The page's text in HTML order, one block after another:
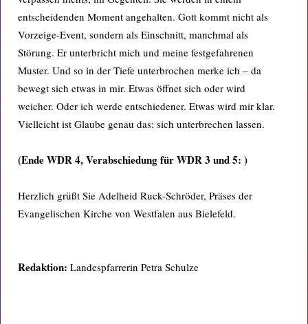
entscheidenden Moment angehalten. Gott kommt nicht als
Vorzeige-Event, sondern als Einschnitt, manchmal als
Störung. Er unterbricht mich und meine festgefahrenen
Muster. Und so in der Tiefe unterbrochen merke ich – da
bewegt sich etwas in mir. Etwas öffnet sich oder wird
weicher. Oder ich werde entschiedener. Etwas wird mir klar.
Vielleicht ist Glaube genau das: sich unterbrechen lassen.
(Ende WDR 4, Verabschiedung für WDR 3 und 5: )
Herzlich grüßt Sie Adelheid Ruck-Schröder, Präses der
Evangelischen Kirche von Westfalen aus Bielefeld.
Redaktion: Landespfarrerin Petra Schulze